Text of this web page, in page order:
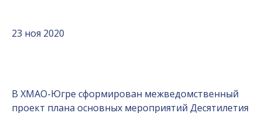
23 ноя 2020
В ХМАО-Югре сформирован межведомственный
проект плана основных мероприятий Десятилетия